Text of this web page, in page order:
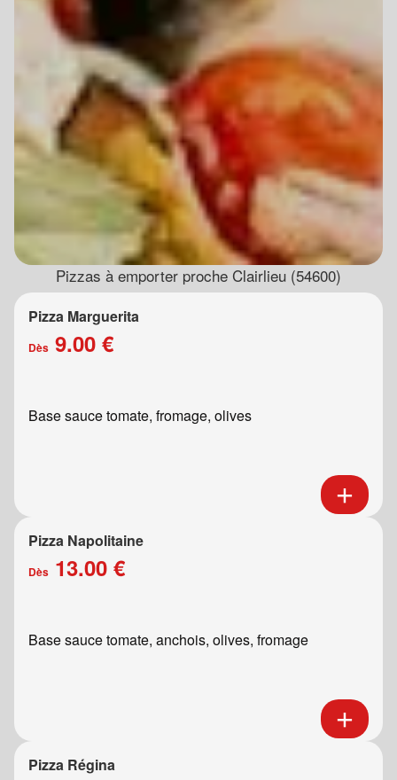
Pizzas à emporter proche Clairlieu (54600)
Pizza Marguerita
Dès 9.00 €
Base sauce tomate, fromage, olives
Pizza Napolitaine
Dès 13.00 €
Base sauce tomate, anchois, olives, fromage
Pizza Régina